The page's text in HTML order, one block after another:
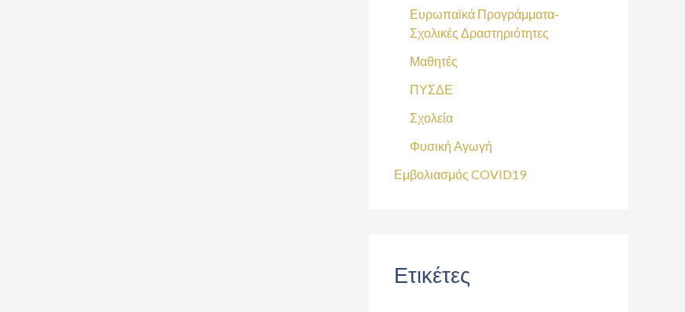
Ευρωπαϊκά Προγράμματα-
Σχολικές Δραστηριότητες
Μαθητές
ΠΥΣΔΕ
Σχολεία
Φυσική Αγωγή
Εμβολιασμός COVID19
Ετικέτες